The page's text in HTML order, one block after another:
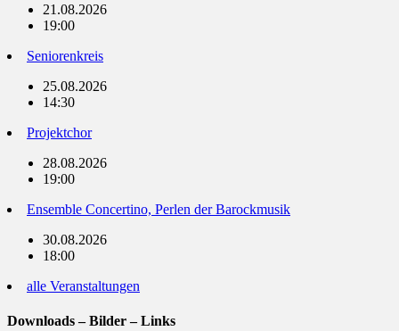
21.08.2026
19:00
Seniorenkreis
25.08.2026
14:30
Projektchor
28.08.2026
19:00
Ensemble Concertino, Perlen der Barockmusik
30.08.2026
18:00
alle Veranstaltungen
Downloads – Bilder – Links